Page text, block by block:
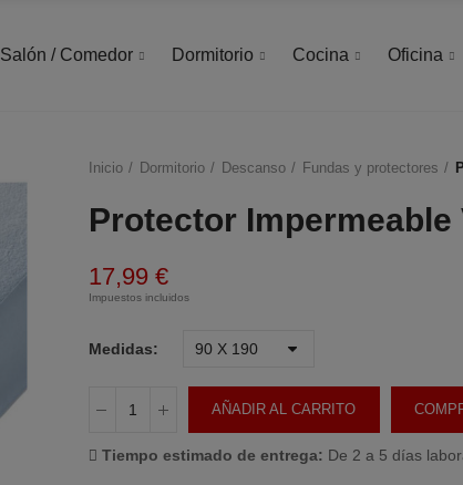
Salón / Comedor Dormitorio Cocina Oficina
Inicio Dormitorio Descanso Fundas y protectores
Protector Impermeable
17,99 €
Impuestos incluidos
Medidas
AÑADIR AL CARRITO
Tiempo estimado de entrega: De 2 a 5 días